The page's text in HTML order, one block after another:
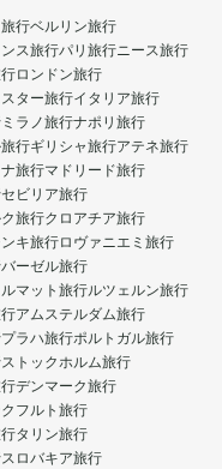
行ベルリン旅行
ス旅行パリ旅行ニース旅行
ロンドン旅行
ター旅行イタリア旅行
ミラノ旅行ナポリ旅行
行ギリシャ旅行アテネ旅行
旅行マドリード旅行
セビリア旅行
旅行クロアチア旅行
キ旅行ロヴァニエミ旅行
バーゼル旅行
マット旅行ルツェルン旅行
アムステルダム旅行
プラハ旅行ポルトガル旅行
ストックホルム旅行
デンマーク旅行
フルト旅行
タリン旅行
スロバキア旅行